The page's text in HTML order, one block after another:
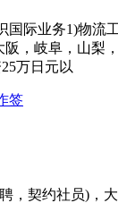
际业务1)物
，岐阜，山梨
万日元以
，契约社员)